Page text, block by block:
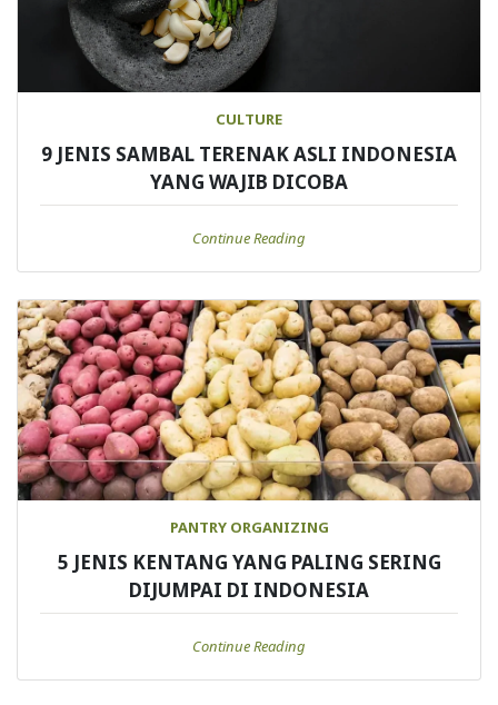
CULTURE
9 JENIS SAMBAL TERENAK ASLI INDONESIA
YANG WAJIB DICOBA
Continue Reading
PANTRY ORGANIZING
5 JENIS KENTANG YANG PALING SERING
DIJUMPAI DI INDONESIA
Continue Reading